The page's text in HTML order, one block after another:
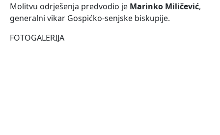
Molitvu odrješenja predvodio je Marinko Miličević,
generalni vikar Gospićko-senjske biskupije.
FOTOGALERIJA